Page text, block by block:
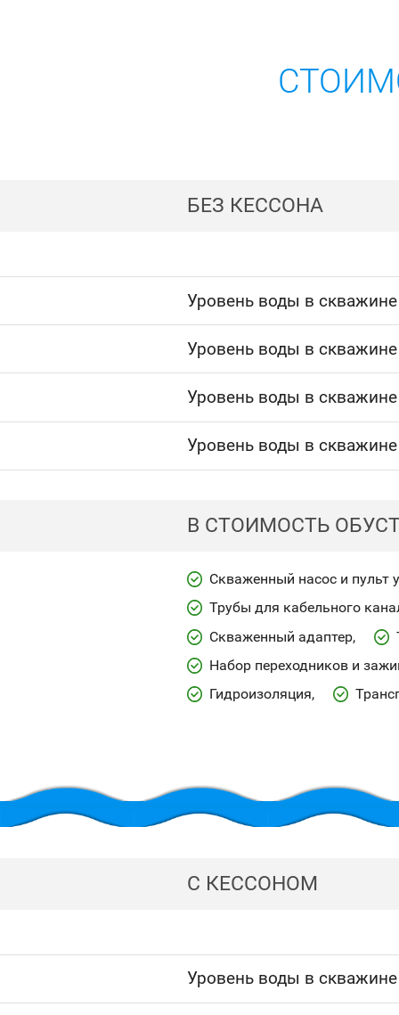
БЕЗ КЕССОНА
Уровень воды в
Уровень воды в
Уровень воды в
Уровень воды в
В СТОИМОСТЬ
Скваженный насос и пульт
Трубы для кабельного
Скваженный адаптер
Набор переходников и
Гидроизоляция
С КЕССОНОМ
Уровень воды в